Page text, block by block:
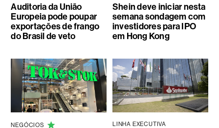
Auditoria da União
Europeia pode poupar
exportações de frango
do Brasil de veto
Shein deve iniciar nesta
semana sondagem com
investidores para IPO
em Hong Kong
NEGÓCIOS LINHA EXECUTIVA